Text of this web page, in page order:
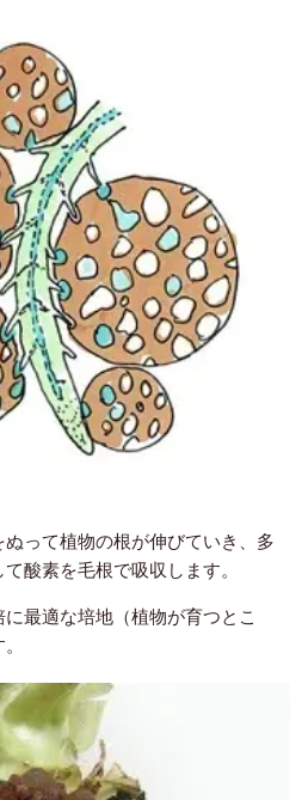
ぬって植物の根が伸びていき、多
酸素を毛根で吸収します。
最適な培地（植物が育つとこ